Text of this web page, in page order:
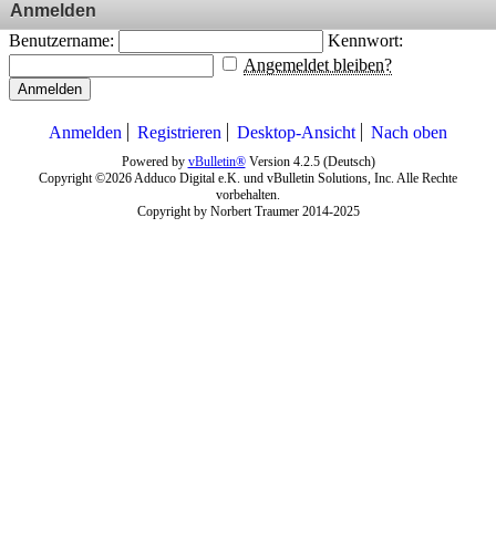
Anmelden
Benutzername:
Kennwort:
Angemeldet bleiben?
Anmelden
Anmelden Registrieren Desktop-Ansicht Nach oben
Powered by vBulletin®Version 4.2.5 (Deutsch)
Copyright ©2026 Adduco Digital e.K. und vBulletin Solutions, Inc. Alle Rechte
vorbehalten.
Copyright by Norbert Traumer 2014-2025